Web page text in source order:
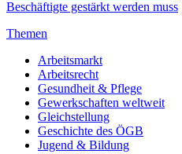
Beschäftigte gestärkt werden muss
Themen
Arbeitsmarkt
Arbeitsrecht
Gesundheit & Pflege
Gewerkschaften weltweit
Gleichstellung
Geschichte des ÖGB
Jugend & Bildung